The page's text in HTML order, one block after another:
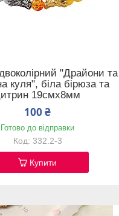
"Драйони та
куля", біла бірюза та
19смх8мм
100 ₴
Готово до відправки
332.2-3
Купити